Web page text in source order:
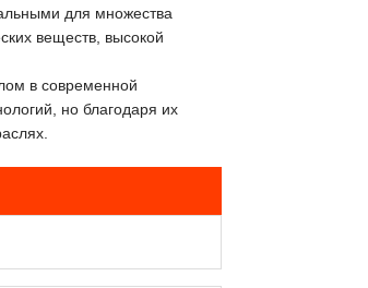
для множества
веществ, высокой
в современной
но благодаря их